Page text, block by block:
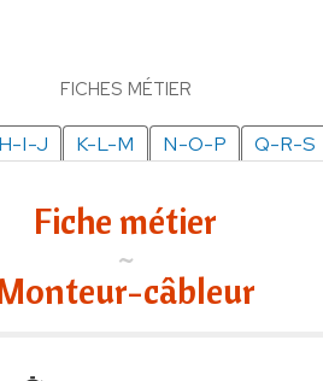
FICHES MÉTIER
H-I-J K-L-M N-O-P Q-R-S
Fiche métier
câbleur